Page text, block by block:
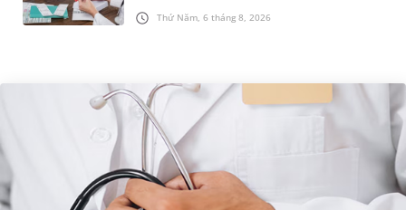
Thứ Năm, 6 tháng 8, 2026
nhỏ ở vùng bẹn hoặc cơ quan sinh dục. Nếu
hạch mới xuất hiện, kích th...